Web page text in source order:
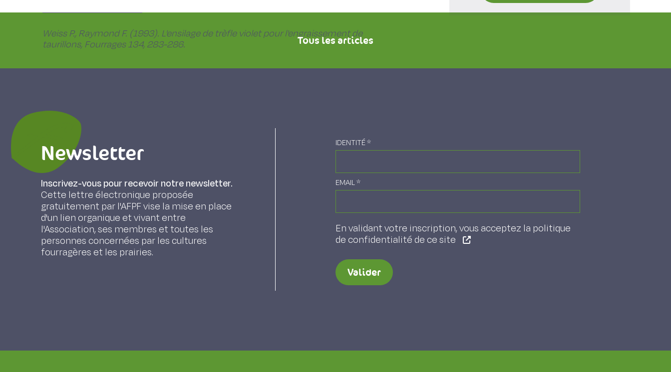
Weiss P., Raymond F. (1993). L'ensilage de trèfle violet pour l'engraissement de
taurillons, Fourrages 134, 283-286.
Tous les articles
Newsletter
Inscrivez-vous pour recevoir notre newsletter.
Cette lettre électronique proposée
gratuitement par l'AFPF vise la mise en place
d'un lien organique et vivant entre
l'Association, ses membres et toutes les
personnes concernées par les cultures
fourragères et les prairies.
IDENTITÉ*
EMAIL*
En validant votre inscription, vous acceptez la politique
de confidentialité de ce site
Valider